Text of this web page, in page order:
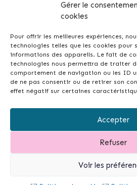
Gérer le
cookies
Pour offrir les meilleures expériences,
technologies telles que les cookies pour
informations des appareils. Le fait de
technologies nous permettra de traiter
comportement de navigation ou les ID
de ne pas consentir ou de retirer son
effet négatif sur certaines
Accepter
Refuser
Voir les
• Politique de confidentialité
• Mentions légales
• Termes et conditions
• Guenrouët.fr
© 2026 Théla -Nicolas Le Gall
Ce site dans votre commune ?
tous•tes, permettant de
intergénérationnels et la vie de
Contactez-moi
Mobile Mail